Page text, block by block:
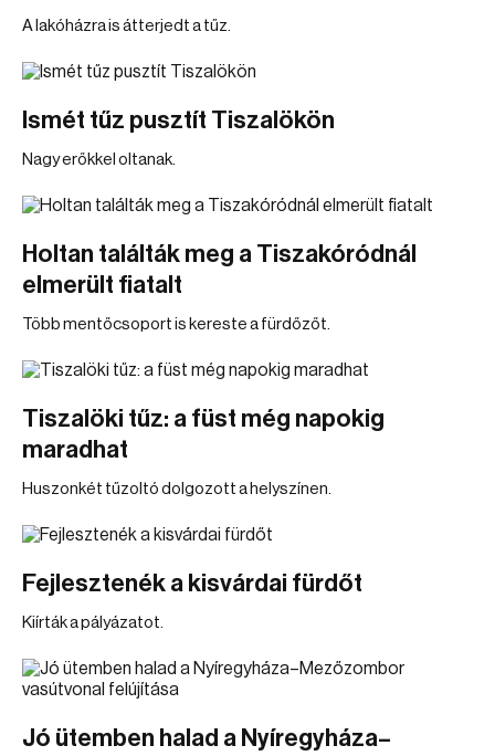
A lakóházra is átterjedt a tűz.
Ismét tűz pusztít Tiszalökön
Nagy erőkkel oltanak.
Holtan találták meg a Tiszakóródnál
elmerült fiatalt
Több mentőcsoport is kereste a fürdőzőt.
Tiszalöki tűz: a füst még napokig
maradhat
Huszonkét tűzoltó dolgozott a helyszínen.
Fejlesztenék a kisvárdai fürdőt
Kiírták a pályázatot.
Jó ütemben halad a Nyíregyháza–